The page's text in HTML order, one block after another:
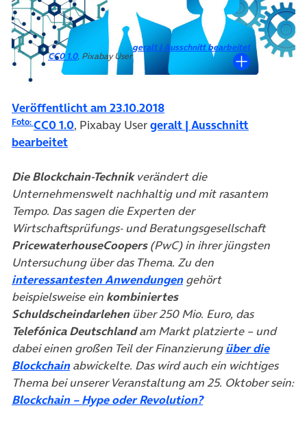
CC0 1.0, Pixabay User
geralt | Ausschnitt bearbeitet
Veröffentlicht am 23.10.2018
Foto:CC0 1.0, Pixabay Usergeralt | Ausschnitt
bearbeitet
Die Blockchain-Technikverändert die
Unternehmenswelt nachhaltig und mit rasantem
Tempo. Das sagen die Experten der
Wirtschaftsprüfungs- und Beratungsgesellschaft
PricewaterhouseCoopers(PwC) in ihrer jüngsten
Untersuchung über das Thema. Zu den
interessantesten Anwendungen(öffnet in neuem Tab)
gehört
beispielsweise ein kombiniertes
Schuldscheindarlehenüber 250 Mio. Euro, das
Telefónica Deutschlandam Markt platzierte – und
dabei einen großen Teil der Finanzierungüber die
Blockchain(öffnet in neuem Tab)
abwickelte. Das wird auch ein wichtiges
Thema bei unserer Veranstaltungam 25. Oktober sein:
Blockchain – Hype oder Revolution?(öffnet in neuem